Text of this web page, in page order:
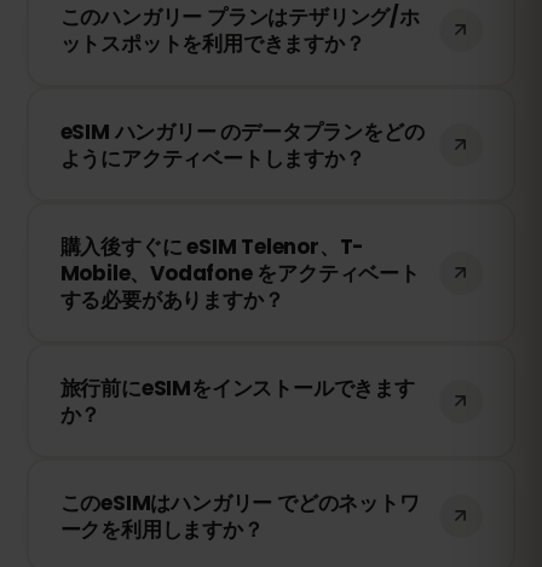
く、いつでもデータを追加できます。アカ
ウントにログインして、必要なデータ量を
このハンガリー プランはテザリング/ホ
ットスポットを利用できますか？
して、他のデバイスとインターネット接続
を共有できます。ただし、速度や接続状況
eSIM ハンガリー のデータプランをどの
ようにアクティベートしますか？
トフォンのeSIM設定でQRコードをスキャ
ンするだけで、すぐに利用できます！物理
SIMカードの交換は不要です。
購入後すぐに eSIM Telenor、T-
Mobile、Vodafone をアクティベート
する必要がありますか？
ます。ただし、Telenor、T-Mobile、
Vodafone のネットワークに接続したとき
旅行前にeSIMをインストールできます
か？
とをおすすめします。ただし、ハンガリー
に到着するまでネットワークに接続しない
このeSIMはハンガリー でどのネットワ
ークを利用しますか？